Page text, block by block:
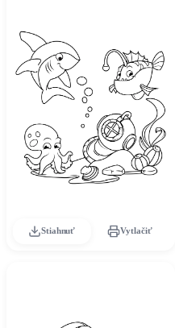
Stiahnuť Vytlačiť